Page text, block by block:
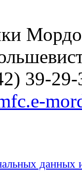
39-29-